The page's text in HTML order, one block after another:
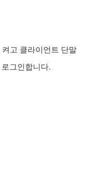
고 클라이언트 단말
로그인합니다.